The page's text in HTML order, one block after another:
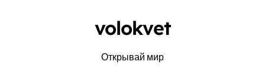
volokvet
Открывай мир